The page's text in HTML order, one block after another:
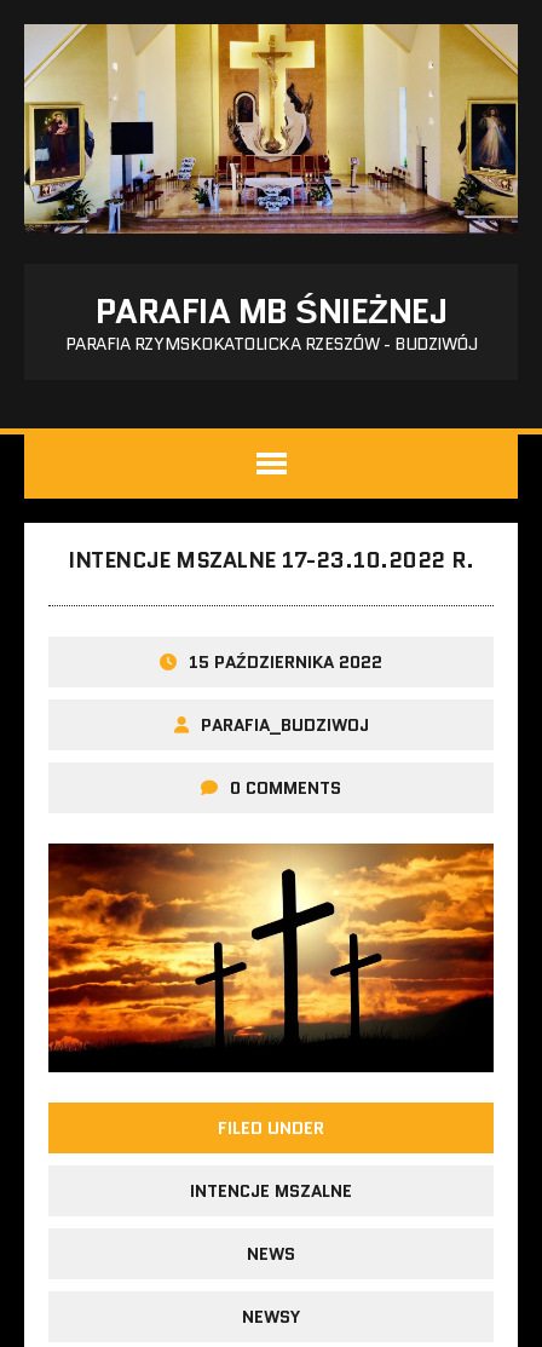
PARAFIA MB ŚNIEŻNEJ
PARAFIA RZYMSKOKATOLICKA RZESZÓW - BUDZIWÓJ
INTENCJE MSZALNE 17-23.10.2022 R.
15 PAŹDZIERNIKA 2022
PARAFIA_BUDZIWOJ
0 COMMENTS
FILED UNDER
INTENCJE MSZALNE
NEWS
NEWSY